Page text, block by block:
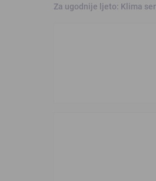
Za ugodnije ljeto: Klima